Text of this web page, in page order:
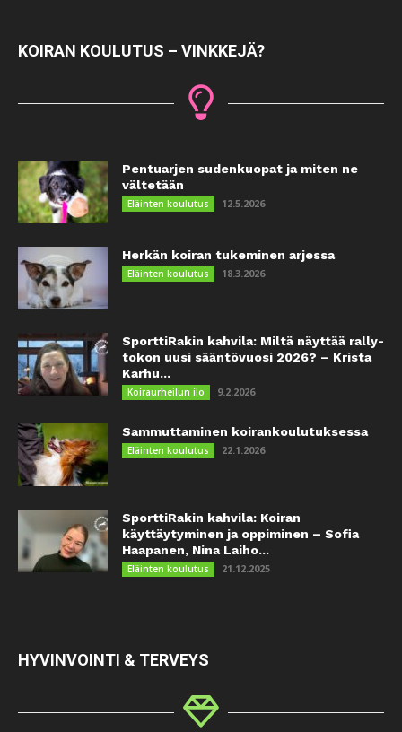
KOIRAN KOULUTUS – VINKKEJÄ?
Pentuarjen sudenkuopat ja miten ne
vältetään
Eläinten koulutus 12.5.2026
Herkän koiran tukeminen arjessa
Eläinten koulutus 18.3.2026
SporttiRakin kahvila: Miltä näyttää rally-
tokon uusi sääntövuosi 2026? – Krista
Karhu...
Koiraurheilun ilo 9.2.2026
Sammuttaminen koirankoulutuksessa
Eläinten koulutus 22.1.2026
SporttiRakin kahvila: Koiran
käyttäytyminen ja oppiminen – Sofia
Haapanen, Nina Laiho...
Eläinten koulutus 21.12.2025
HYVINVOINTI & TERVEYS